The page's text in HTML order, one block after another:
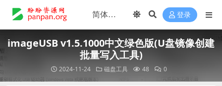
登录
imageUSB v1.5.1000中文绿色版(U盘镜像创建
批量写入工具)
2024-11-24 磁盘工具 48 0